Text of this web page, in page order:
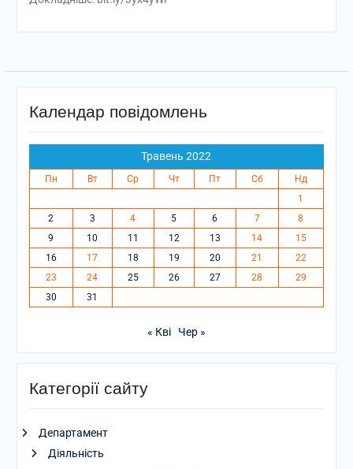
Календар повідомлень
Травень 2022
Пн Вт Ср Чт Пт Сб
Нд
1
2
3 4 5 6 7
8
9
10 11 12 13 14
15
16
17 18 19 20 21
22
23
24 25 26 27 28
29
30
31
« Кві Чер »
Категорії сайту
Департамент
Діяльність